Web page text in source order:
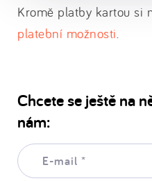
Kromě platby kartou si
platební možnosti.
Chcete se ještě na
nám:
E-
mail: